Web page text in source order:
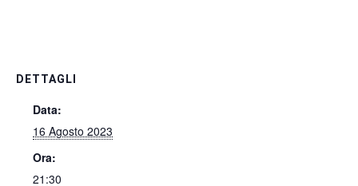
DETTAGLI
Data:
16 Agosto 2023
Ora:
21:30